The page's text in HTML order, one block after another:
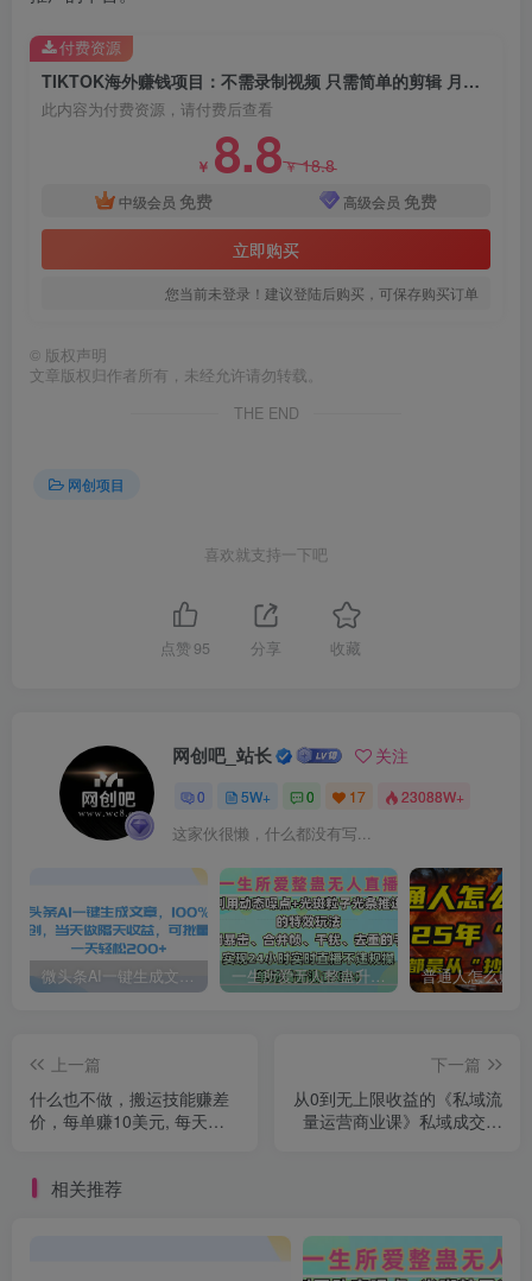
TIKTOK海外赚钱项目：不需录制视频 只需简单的剪辑 月赚3000到5000美元
此内容为付费资源，请付费后查看
￥ 8.8￥18.8
中级会员 免费 高级会员 免费
立即购买
您当前未登录！建议登陆后购买，可保存购买订单
付费资源
© 版权声明
文章版权归作者所有，未经允许请勿转载。
THE END
网创项目
喜欢就支持一下吧
点赞 95 分享 收藏
网创吧_站长 关注
0 5W+ 0 17 23088W+
这家伙很懒，什么都没有写...
微头条AI一键生成文章，100%过原创，当天做隔天收益，可批量，一天轻松200+ 一生所爱无人整蛊升级版9.0，利用动态噪点+光斑粒子光条推进的特效玩法，内附暴击、合并帧、干扰、去重的手法，实现24小时实时直播不违规操，单场日入1500+，小白也能无脑驾驭
上一篇
什么也不做，搬运技能赚差
价，每单赚10美元, 每天净
下一篇
从0到无上限收益的《私域流
量运营商业课》私域成交技
相关推荐